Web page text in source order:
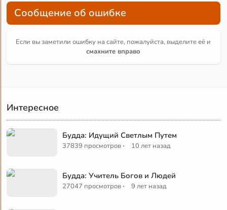
Сообщение об ошибке
Если вы заметили ошибку на сайте, пожалуйста, выделите её и
смахните вправо
Интересное
Будда: Идущий Светлым Путем
37839 просмотров · 10 лет назад
Будда: Учитель Богов и Людей
27047 просмотров · 9 лет назад